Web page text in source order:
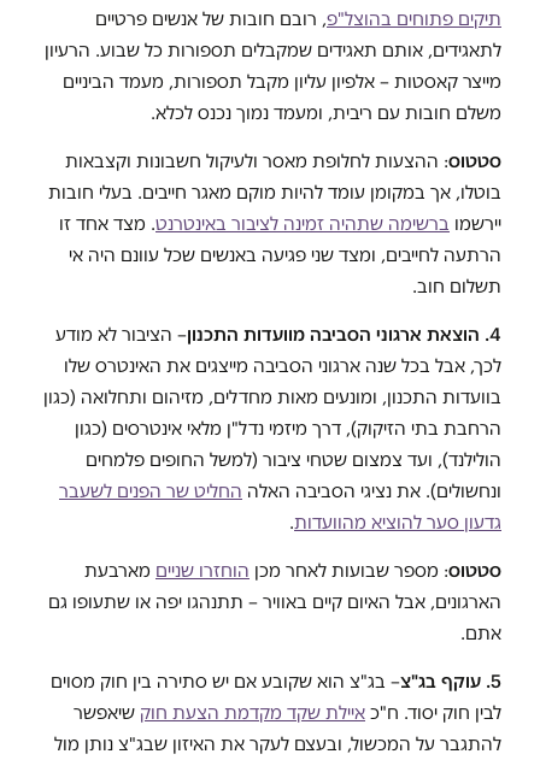
תיקים פתוחים בהוצל"פ, רובם חובות של אנשים פרטיים
לתאגידים, אותם תאגידים שמקבלים תספורות כל שבוע. הרעיון
מייצר קאסטות – אלפיון עליון מקבל תספורות, מעמד הביניים
משלם חובות עם ריבית, ומעמד נמוך נכנס לכלא.
סטטוס: ההצעות לחלופת מאסר ולעיקול חשבונות וקצבאות
בוטלו, אך במקומן עומד להיות מוקם מאגר חייבים. בעלי חובות
יירשמו ברשימה שתהיה זמינה לציבור באינטרנט. מצד אחד זו
הרתעה לחייבים, ומצד שני פגיעה באנשים שכל עוונם היה אי
תשלום חוב.
4. הוצאת ארגוני הסביבה מוועדות התכנון
– הציבור לא מודע
לכך, אבל בכל שנה ארגוני הסביבה מייצגים את האינטרס שלו
בוועדות התכנון, ומונעים מאות מחדלים, מזיהום ותחלואה (כגון
הרחבת בתי הזיקוק), דרך מיזמי נדל"ן מלאי אינטרסים (כגון
הולילנד), ועד צמצום שטחי ציבור (למשל החופים פלמחים
ונחשולים). את נציגי הסביבה האלה החליט שר הפנים לשעבר
גדעון סער להוציא מהוועדות.
סטטוס: מספר שבועות לאחר מכן הוחזרו שניים מארבעת
הארגונים, אבל האיום קיים באוויר – תתנהגו יפה או שתעופו גם
אתם.
5. עוקף בג"צ
– בג"צ הוא שקובע אם יש סתירה בין חוק מסוים
לבין חוק יסוד. ח"כ איילת שקד מקדמת הצעת חוק שיאפשר
להתגבר על המכשול, ובעצם לעקר את האיזון שבג"צ נותן מול